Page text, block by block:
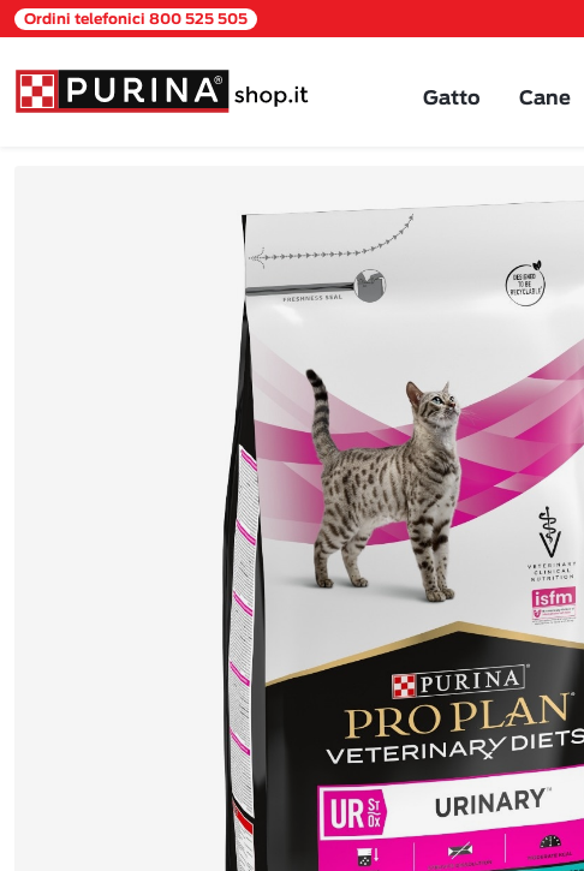
Ordini telefonici 800 525 505
Gatto Cane